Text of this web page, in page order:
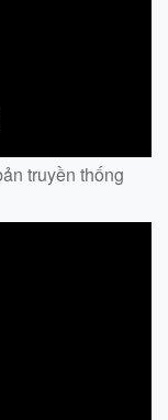
truyền thống